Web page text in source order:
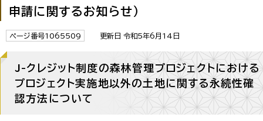
申請に関するお知らせ）
ページ番号1065509 更新日 令和5年6月14日
J-クレジット制度の森林管理プロジェクトにおける
プロジェクト実施地以外の土地に関する永続性確
認方法について